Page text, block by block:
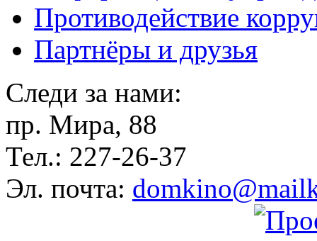
Противодействие
Партнёры и друзья
Следи за нами:
пр. Мира, 88
Тел.: 227-26-37
Эл. почта: